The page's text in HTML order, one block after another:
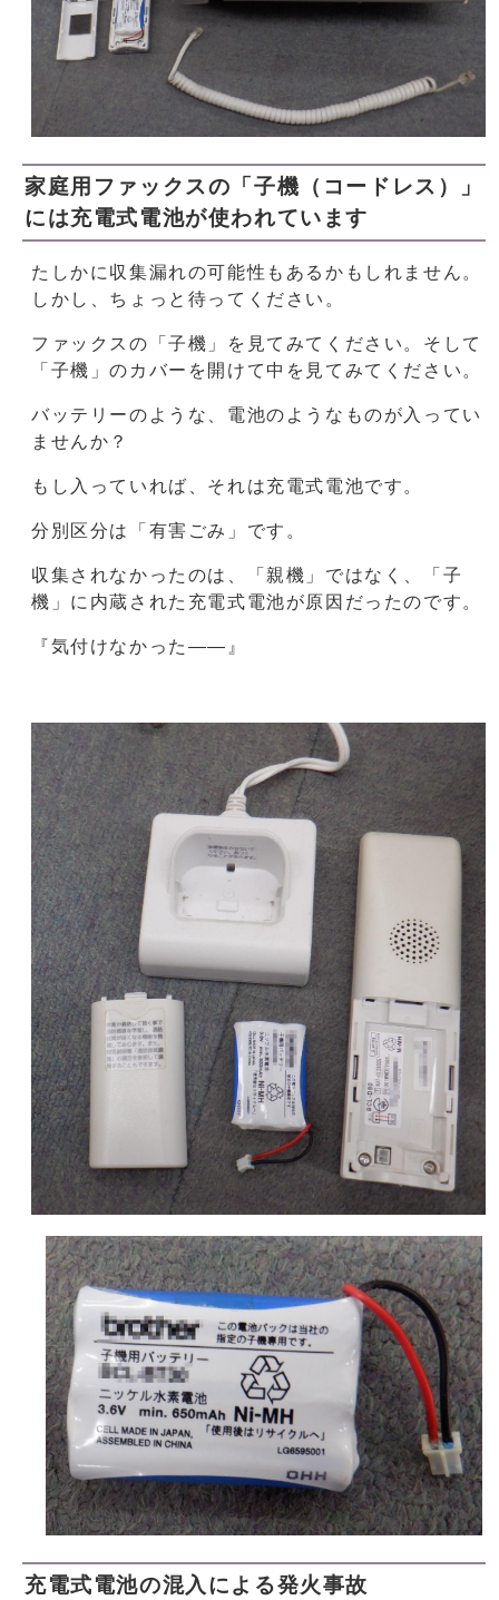
家庭用ファックスの「子機（コードレス）」
には充電式電池が使われています
たしかに収集漏れの可能性もあるかもしれません。
しかし、ちょっと待ってください。
ファックスの「子機」を見てみてください。そして
「子機」のカバーを開けて中を見てみてください。
バッテリーのような、電池のようなものが入ってい
ませんか？
もし入っていれば、それは充電式電池です。
分別区分は「有害ごみ」です。
収集されなかったのは、「親機」ではなく、「子
機」に内蔵された充電式電池が原因だったのです。
『気付けなかった――』
充電式電池の混入による発火事故